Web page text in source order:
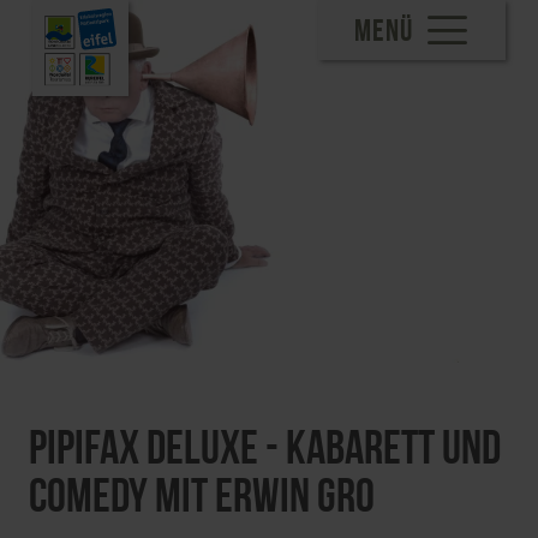
MENÜ
Pipifax Deluxe - Kabarett und
Comedy mit Erwin Gro